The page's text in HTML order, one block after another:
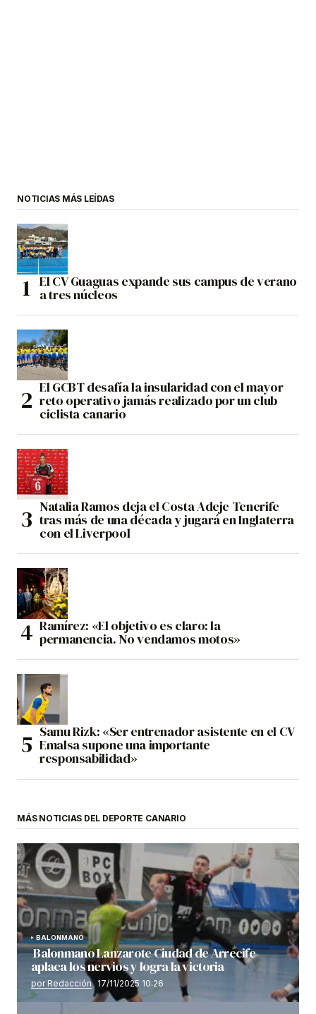
NOTICIAS MÁS LEÍDAS
El CV Guaguas expande sus campus de verano
a tres núcleos
El GCBT desafía la insularidad con el mayor
reto operativo jamás realizado por un club
ciclista canario
Natalia Ramos deja el Costa Adeje Tenerife
tras más de una década y jugará en Inglaterra
con el Liverpool
Ramírez: «El objetivo es claro: la
permanencia. No vendamos motos»
Samu Rizk: «Ser entrenador asistente en el CV
Emalsa supone una importante
responsabilidad»
MÁS NOTICIAS DEL DEPORTE CANARIO
BALONMANO
Balonmano Lanzarote Ciudad de Arrecife
aplaca los nervios y logra la victoria
por Redacción 17/11/2025 10:26